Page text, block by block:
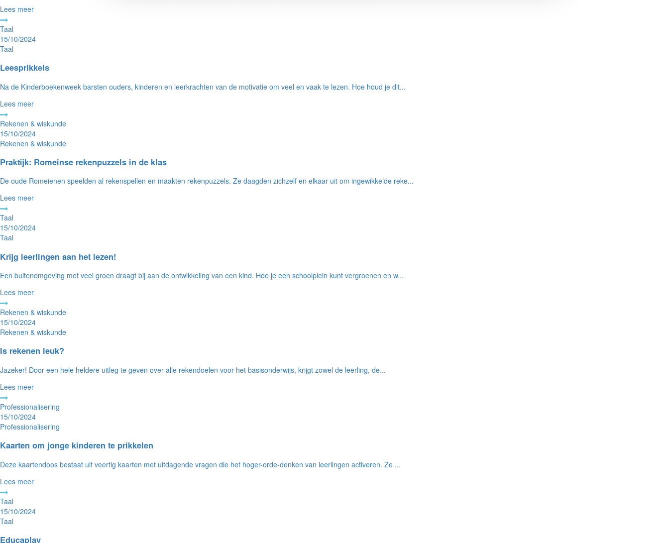
Lees meer
Taal
15/10/2024
Taal
Leesprikkels
Na de Kinderboekenweek barsten ouders, kinderen en leerkrachten van de motivatie om veel en vaak te lezen. Hoe houd je dit...
Lees meer
Rekenen & wiskunde
15/10/2024
Rekenen & wiskunde
Praktijk: Romeinse rekenpuzzels in de klas
De oude Romeienen speelden al rekenspellen en maakten rekenpuzzels. Ze daagden zichzelf en elkaar uit om ingewikkelde reke...
Lees meer
Taal
15/10/2024
Taal
Krijg leerlingen aan het lezen!
Een buitenomgeving met veel groen draagt bij aan de ontwikkeling van een kind. Hoe je een schoolplein kunt vergroenen en w...
Lees meer
Rekenen & wiskunde
15/10/2024
Rekenen & wiskunde
Is rekenen leuk?
Jazeker! Door een hele heldere uitleg te geven over alle rekendoelen voor het basisonderwijs, krijgt zowel de leerling, de...
Lees meer
Professionalisering
15/10/2024
Professionalisering
Kaarten om jonge kinderen te prikkelen
Deze kaartendoos bestaat uit veertig kaarten met uitdagende vragen die het hoger-orde-denken van leerlingen activeren. Ze ...
Lees meer
Taal
15/10/2024
Taal
Educaplay